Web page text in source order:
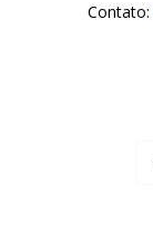
Contato: